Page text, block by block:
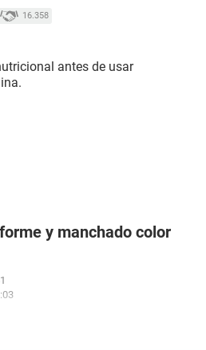
16.358
antes de usar
y manchado color